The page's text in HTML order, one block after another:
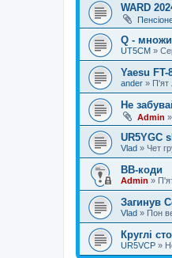
WARD
Q -
UT5CM »
Yaesu
ander » П'ят
Не
Admin »
UR5YGC
Vlad » Чет
BB-коди
Admin »
Загинув
Vlad » Пон
Круглі
UR5VCP »